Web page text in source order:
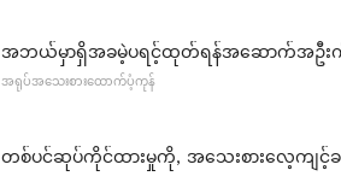
အဘယ်မှာရှိအခမဲ့ပရင့်ထုတ်ရန်အဆောက်အဦးကို
အရုပ်အသေးစားထောက်ပံ့ကုန်
တစ်ပင်ဆုပ်ကိုင်ထားမှုကို, အသေးစားလေ့ကျင့်ခ